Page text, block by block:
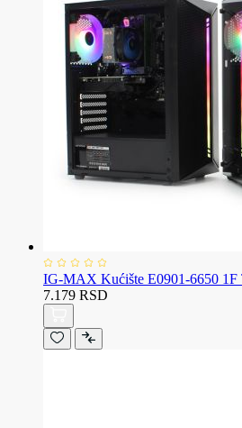
IG-MAX Kućište E0901-6650
7.179 RSD